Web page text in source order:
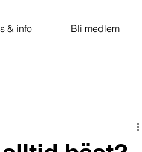
& info Bli medlem